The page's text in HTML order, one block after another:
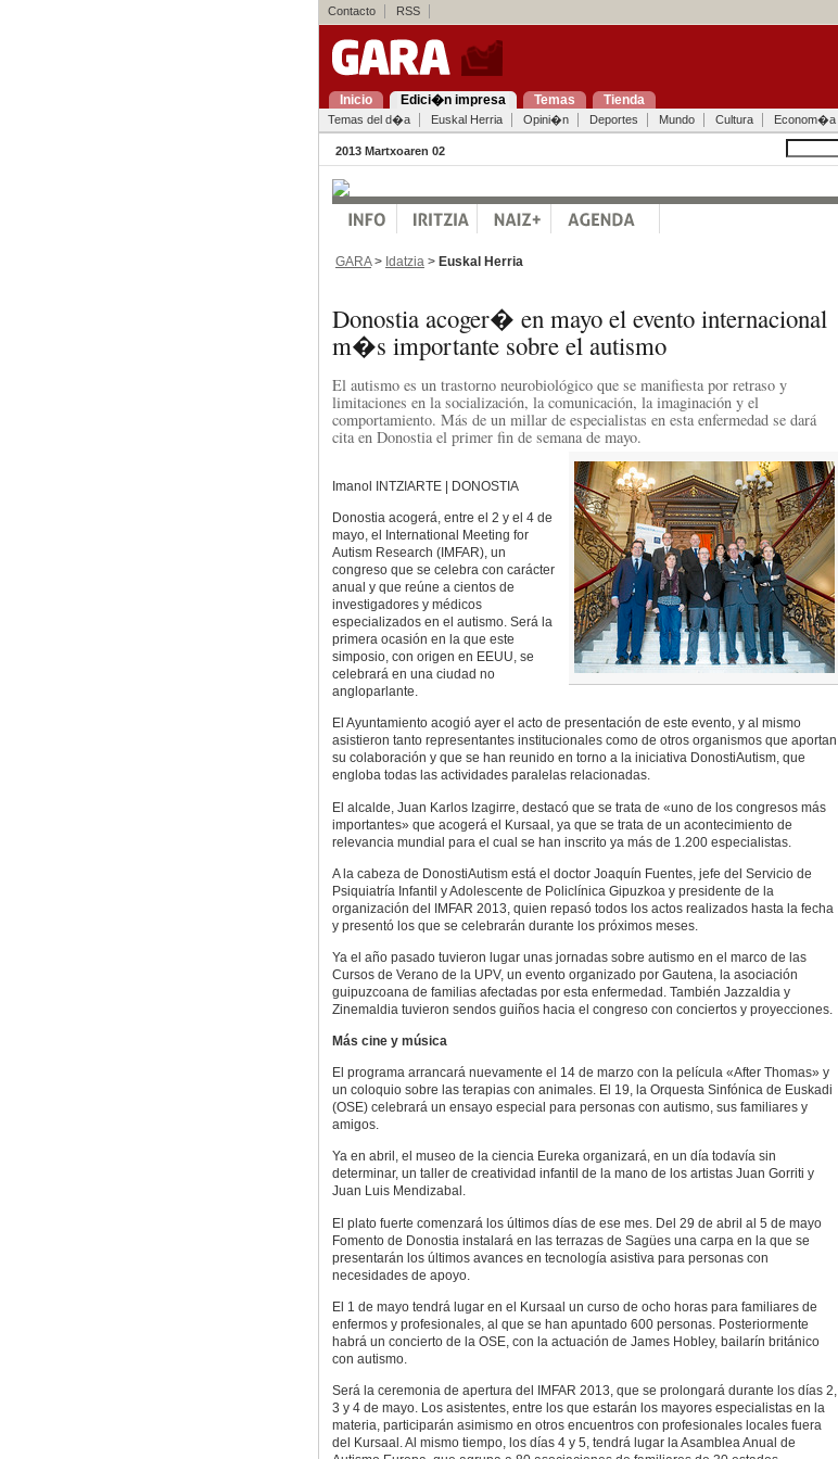
Contacto RSS
Inicio Edici�n impresa Temas Tienda
Temas del d�a Euskal Herria Opini�n Deportes Mundo Cultura Econom�a
2013 Martxoaren 02
GARA> Idatzia > Euskal Herria
Donostia acoger� en mayo el evento internacional
m�s importante sobre el autismo
El autismo es un trastorno neurobiológico que se manifiesta por retraso y
limitaciones en la socialización, la comunicación, la imaginación y el
comportamiento. Más de un millar de especialistas en esta enfermedad se dará
cita en Donostia el primer fin de semana de mayo.
Imanol INTZIARTE | DONOSTIA
Donostia acogerá, entre el 2 y el 4 de
mayo, el International Meeting for
Autism Research (IMFAR), un
congreso que se celebra con carácter
anual y que reúne a cientos de
investigadores y médicos
especializados en el autismo. Será la
primera ocasión en la que este
simposio, con origen en EEUU, se
celebrará en una ciudad no
angloparlante.
El Ayuntamiento acogió ayer el acto de presentación de este evento, y al mismo
asistieron tanto representantes institucionales como de otros organismos que aportan
su colaboración y que se han reunido en torno a la iniciativa DonostiAutism, que
engloba todas las actividades paralelas relacionadas.
El alcalde, Juan Karlos Izagirre, destacó que se trata de «uno de los congresos más
importantes» que acogerá el Kursaal, ya que se trata de un acontecimiento de
relevancia mundial para el cual se han inscrito ya más de 1.200 especialistas.
A la cabeza de DonostiAutism está el doctor Joaquín Fuentes, jefe del Servicio de
Psiquiatría Infantil y Adolescente de Policlínica Gipuzkoa y presidente de la
organización del IMFAR 2013, quien repasó todos los actos realizados hasta la fecha
y presentó los que se celebrarán durante los próximos meses.
Ya el año pasado tuvieron lugar unas jornadas sobre autismo en el marco de las
Cursos de Verano de la UPV, un evento organizado por Gautena, la asociación
guipuzcoana de familias afectadas por esta enfermedad. También Jazzaldia y
Zinemaldia tuvieron sendos guiños hacia el congreso con conciertos y proyecciones.
Más cine y música
El programa arrancará nuevamente el 14 de marzo con la película «After Thomas» y
un coloquio sobre las terapias con animales. El 19, la Orquesta Sinfónica de Euskadi
(OSE) celebrará un ensayo especial para personas con autismo, sus familiares y
amigos.
Ya en abril, el museo de la ciencia Eureka organizará, en un día todavía sin
determinar, un taller de creatividad infantil de la mano de los artistas Juan Gorriti y
Juan Luis Mendizabal.
El plato fuerte comenzará los últimos días de ese mes. Del 29 de abril al 5 de mayo
Fomento de Donostia instalará en las terrazas de Sagües una carpa en la que se
presentarán los últimos avances en tecnología asistiva para personas con
necesidades de apoyo.
El 1 de mayo tendrá lugar en el Kursaal un curso de ocho horas para familiares de
enfermos y profesionales, al que se han apuntado 600 personas. Posteriormente
habrá un concierto de la OSE, con la actuación de James Hobley, bailarín británico
con autismo.
Será la ceremonia de apertura del IMFAR 2013, que se prolongará durante los días 2,
3 y 4 de mayo. Los asistentes, entre los que estarán los mayores especialistas en la
materia, participarán asimismo en otros encuentros con profesionales locales fuera
del Kursaal. Al mismo tiempo, los días 4 y 5, tendrá lugar la Asamblea Anual de